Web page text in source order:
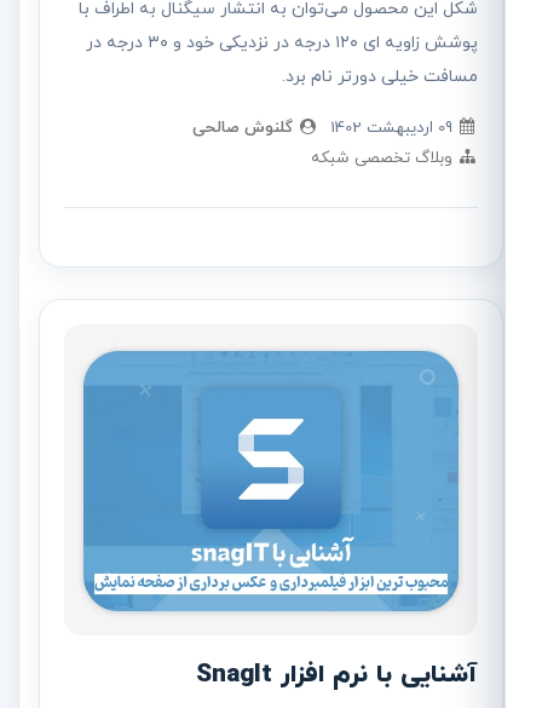
شکل این محصول می‌توان به انتشار سیگنال به اطراف با
پوشش زاویه ای ۱۲۰ درجه در نزدیکی خود و ۳۰ درجه در
مسافت خیلی دورتر نام برد.
09 ارديبهشت 1402
گلنوش صالحی
وبلاگ تخصصی شبکه
آشنایی با نرم افزار SnagIt